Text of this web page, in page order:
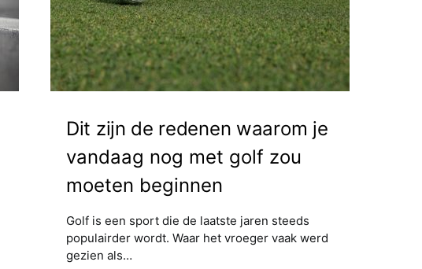
Dit zijn de redenen waarom je
vandaag nog met golf zou
moeten beginnen
Golf is een sport die de laatste jaren steeds
populairder wordt. Waar het vroeger vaak werd
gezien als…